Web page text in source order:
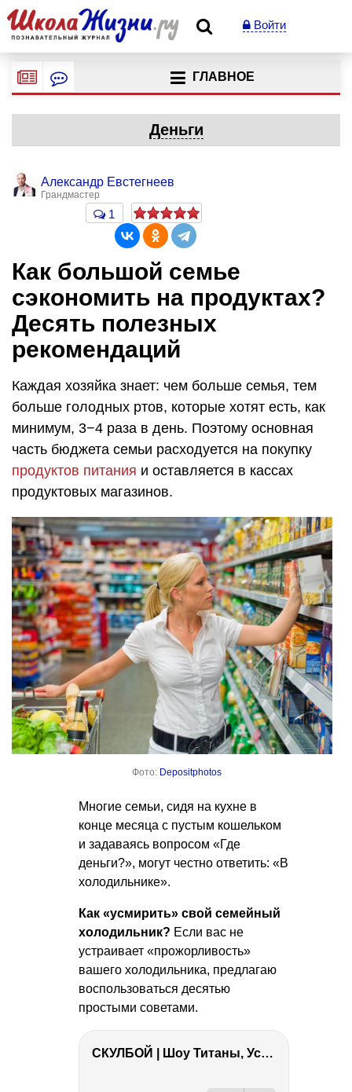
Войти
ГЛАВНОЕ
Деньги
Александр Евстегнеев
Грандмастер
1
Как большой семье
сэкономить на продуктах?
Десять полезных
рекомендаций
Каждая хозяйка знает: чем больше семья, тем
больше голодных ртов, которые хотят есть, как
минимум, 3−4 раза в день. Поэтому основная
часть бюджета семьи расходуется на покупку
продуктов питания и оставляется в кассах
продуктовых магазинов.
Фото: Depositphotos
Многие семьи, сидя на кухне в
конце месяца с пустым кошельком
и задаваясь вопросом «Где
деньги?», могут честно ответить: «В
холодильнике».
Как «усмирить» свой семейный
холодильник? Если вас не
устраивает «прожорливость»
вашего холодильника, предлагаю
воспользоваться десятью
простыми советами.
СКУЛБОЙ | Шоу Титаны, Усейн Болт, Ларрат, Зашквар!